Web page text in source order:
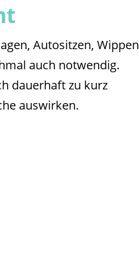
Autositzen, Wippen
auch notwendig.
dauerhaft zu kurz
auswirken.